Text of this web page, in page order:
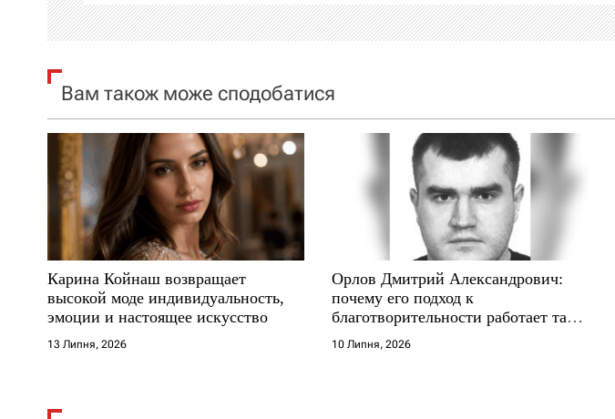
я
з
а
і
в
Вам також може сподобатися
Карина Койнаш возвращает
высокой моде индивидуальность,
эмоции и настоящее искусство
13 Липня, 2026
Орлов Дмитрий Александрович:
почему его подход к
благотворительности работает там,
где другие не выдерживают
10 Липня, 2026